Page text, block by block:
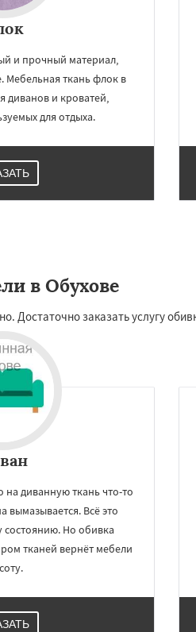
и прочный материал,
Мебельная ткань флок в
диванов и кроватей,
для отдыха.
в Обухове
Достаточно заказать услугу
на диванную ткань что-то
вымазывается. Всё это
состоянию. Но обивка
тканей вернёт мебели